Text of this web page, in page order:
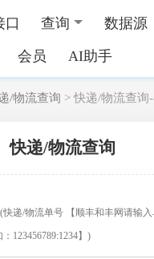
口 查询 数据源
会员 AI助手
/物流查询 > 快递/物流查询
快递/物流查询
(快递/物流单号 【顺丰和丰网请输
123456789:1234】)